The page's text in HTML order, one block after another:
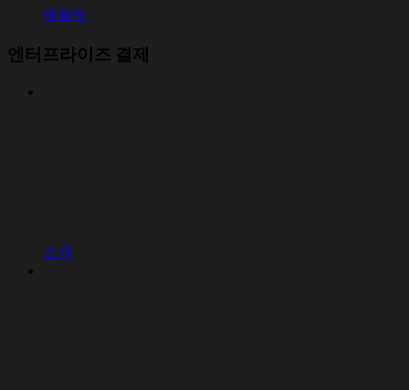
템플릿
엔터프라이즈 결제
소개